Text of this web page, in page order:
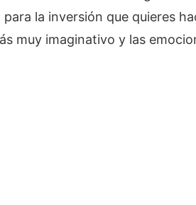
la inversión que quieres
muy imaginativo y las